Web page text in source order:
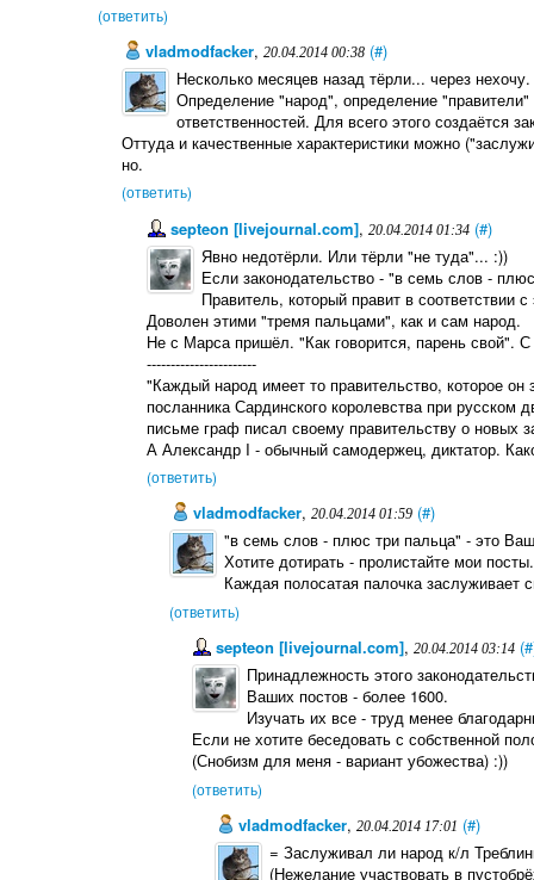
(ответить)
vladmodfacker,20.04.2014 00:38 (#)
Несколько месяцев назад тёрли... через
Определение "народ", определение
ответственностей. Для всего этого создаётся
Оттуда и качественные характеристики можно
но.
(ответить)
septeon [livejournal.com], 20.04.2014 01:34 (#)
Явно недотёрли. Или тёрли "не туда"... :))
Если законодательство - "в семь слов -
Правитель, который правит в соответствии
Доволен этими "тремя пальцами", как и сам народ.
Не с Марса пришёл. "Как говорится, парень свой".
-----------------------
"Каждый народ имеет то правительство, которое он
посланника Сардинского королевства при
письме граф писал своему правительству о новых
А Александр I - обычный самодержец, диктатор.
(ответить)
vladmodfacker,20.04.2014 01:59 (#)
"в семь слов - плюс три пальца" - это
Хотите дотирать - пролистайте мои посты.
Каждая полосатая палочка заслуживает
(ответить)
septeon [livejournal.com],20.04.2014 03:14
Принадлежность этого
Ваших постов - более 1600.
Изучать их все - труд менее
Если не хотите беседовать с собственной
(Снобизм для меня - вариант убожества) :))
(ответить)
vladmodfacker, 20.04.2014 17:01 (#)
= Заслуживал ли народ к/л
(Нежелание участвовать в